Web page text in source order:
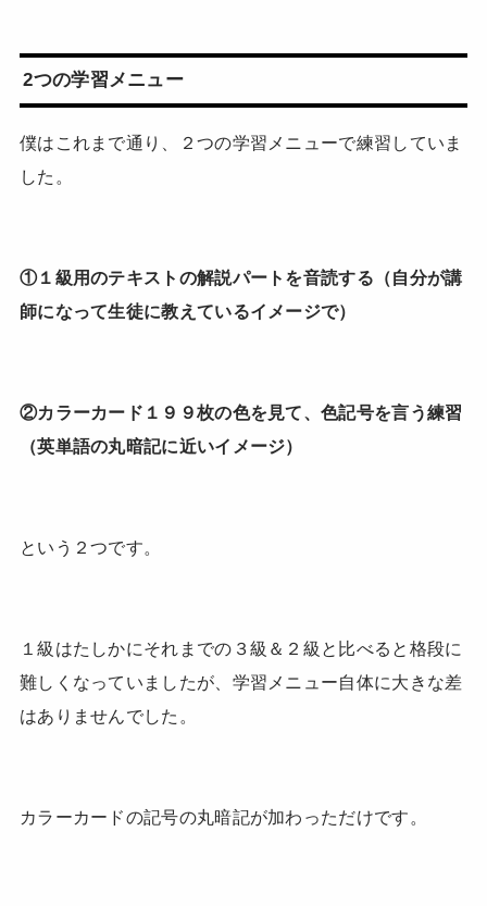
2つの学習メニュー
僕はこれまで通り、２つの学習メニューで練習していま
した。
①１級用のテキストの解説パートを音読する（自分が講
師になって生徒に教えているイメージで）
②カラーカード１９９枚の色を見て、色記号を言う練習
（英単語の丸暗記に近いイメージ）
という２つです。
１級はたしかにそれまでの３級＆２級と比べると格段に
難しくなっていましたが、学習メニュー自体に大きな差
はありませんでした。
カラーカードの記号の丸暗記が加わっただけです。